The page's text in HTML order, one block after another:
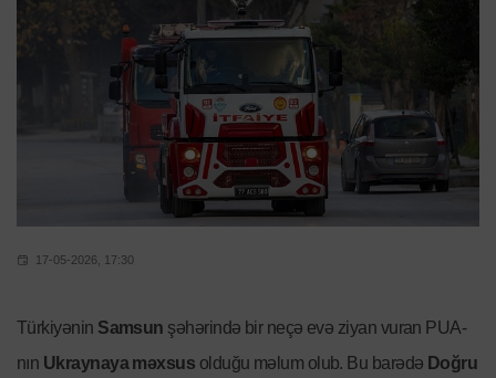
17-05-2026, 17:30
Türkiyənin Samsun şəhərində bir neçə evə ziyan vuran PUA-
nın Ukraynaya məxsus olduğu məlum olub. Bu barədə Doğru